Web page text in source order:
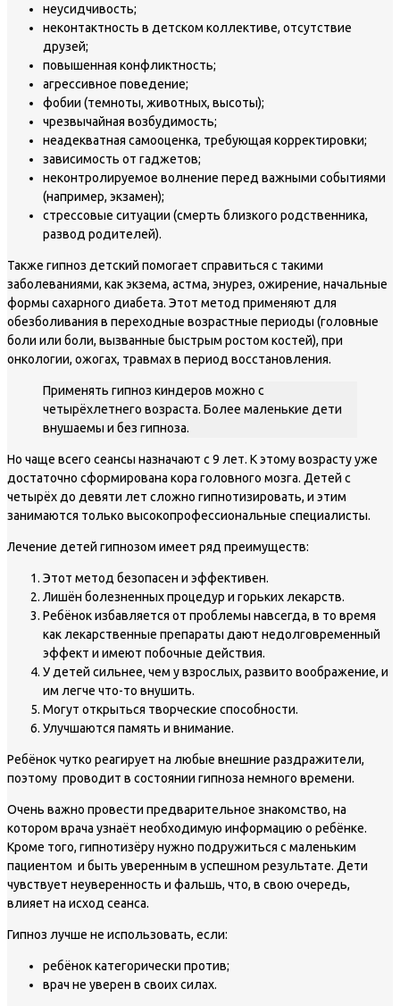
неусидчивость;
неконтактность в детском коллективе, отсутствие
друзей;
повышенная конфликтность;
агрессивное поведение;
фобии (темноты, животных, высоты);
чрезвычайная возбудимость;
неадекватная самооценка, требующая корректировки;
зависимость от гаджетов;
неконтролируемое волнение перед важными событиями
(например, экзамен);
стрессовые ситуации (смерть близкого родственника,
развод родителей).
Также гипноз детский помогает справиться с такими
заболеваниями, как экзема, астма, энурез, ожирение, начальные
формы сахарного диабета. Этот метод применяют для
обезболивания в переходные возрастные периоды (головные
боли или боли, вызванные быстрым ростом костей), при
онкологии, ожогах, травмах в период восстановления.
Применять гипноз киндеров можно с
четырёхлетнего возраста. Более маленькие дети
внушаемы и без гипноза.
Но чаще всего сеансы назначают с 9 лет. К этому возрасту уже
достаточно сформирована кора головного мозга. Детей с
четырёх до девяти лет сложно гипнотизировать, и этим
занимаются только высокопрофессиональные специалисты.
Лечение детей гипнозом имеет ряд преимуществ:
Этот метод безопасен и эффективен.
Лишён болезненных процедур и горьких лекарств.
Ребёнок избавляется от проблемы навсегда, в то время
как лекарственные препараты дают недолговременный
эффект и имеют побочные действия.
У детей сильнее, чем у взрослых, развито воображение, и
им легче что-то внушить.
Могут открыться творческие способности.
Улучшаются память и внимание.
Ребёнок чутко реагирует на любые внешние раздражители,
поэтому проводит в состоянии гипноза немного времени.
Очень важно провести предварительное знакомство, на
котором врача узнаёт необходимую информацию о ребёнке.
Кроме того, гипнотизёру нужно подружиться с маленьким
пациентом и быть уверенным в успешном результате. Дети
чувствует неуверенность и фальшь, что, в свою очередь,
влияет на исход сеанса.
Гипноз лучше не использовать, если:
ребёнок категорически против;
врач не уверен в своих силах.